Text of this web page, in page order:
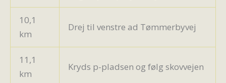
10,1
km
Drej til venstre ad Tømmerbyvej
11,1
km
Kryds p-pladsen og følg skovvejen